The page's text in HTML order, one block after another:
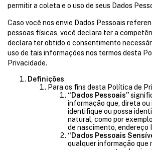
permitir a coleta e o uso de seus Dados
Caso você nos envie Dados Pessoais
pessoas físicas, você declara ter a
declara ter obtido o consentimento
uso de tais informações nos termos desta
Privacidade.
Definições
Para os fins desta Política de
“Dados Pessoais”
informação que, direta
identifique ou possa
natural, como por
de nascimento, endereço
“Dados Pessoais
qualquer informação que